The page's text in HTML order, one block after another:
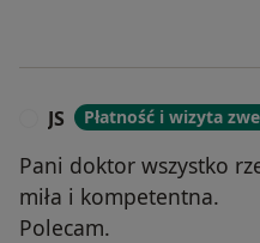
JS Płatność i wizyta
Pani doktor wszystko
miła i kompetentna.
Polecam.